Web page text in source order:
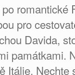
romantické
pro
Davida,
památkami.
Itálie. Nechte